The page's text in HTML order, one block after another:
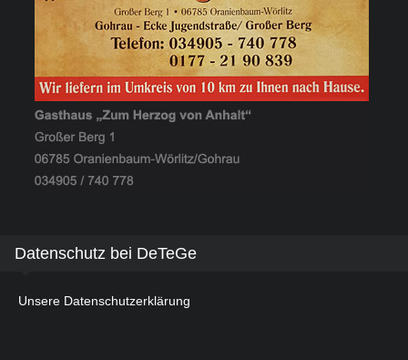
Datenschutz bei DeTeGe
Unsere Datenschutzerklärung